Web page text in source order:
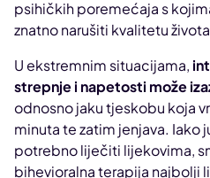
psihičkih poremećaja s
znatno narušiti kvalitetu
U ekstremnim situacijama,
strepnje i napetosti može
odnosno jaku tjeskobu koja
minuta te zatim jenjava. Iako
potrebno liječiti lijekovima,
bihevioralna terapija najbolji